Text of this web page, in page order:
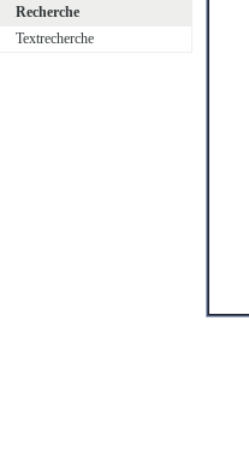
Recherche
Textrecherche